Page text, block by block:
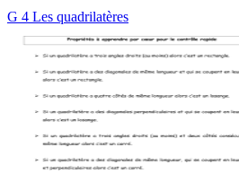
G 4 Les quadrilatères